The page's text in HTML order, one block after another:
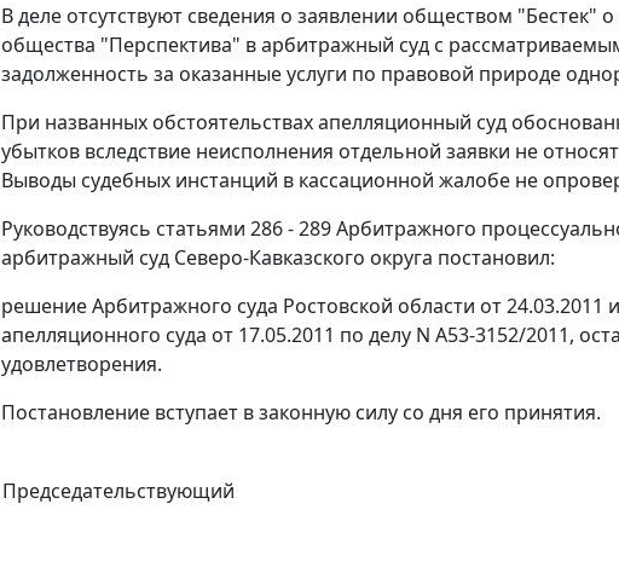
В деле отсутствуют сведения о заявлении обществом
общества "Перспектива" в арбитражный суд с
задолженность за оказанные услуги по правовой природе
При названных обстоятельствах апелляционный суд
убытков вследствие неисполнения отдельной заявки не
Выводы судебных инстанций в кассационной жалобе не
Руководствуясь статьями 286 - 289Арбитражного
арбитражный суд Северо-Кавказского округа постановил:
решение Арбитражного суда Ростовской области от
апелляционного суда от 17.05.2011 по делу N А53-3152/2011,
удовлетворения.
Постановление вступает в законную силу со дня его принятия.
Председательствующий